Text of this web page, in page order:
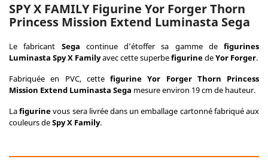
SPY X FAMILY Figurine Yor Forger Thorn
Princess Mission Extend Luminasta Sega
Le fabricant Sega continue d’étoffer sa gamme de figurines
Luminasta Spy X Familyavec cette superbefigurinedeYor Forger.
Fabriquée en PVC, cettefigurine Yor Forger Thorn Princess
Mission Extend Luminasta Sega mesure environ 19 cm de hauteur.
Lafigurinevous sera livrée dans un emballage cartonné fabriqué aux
couleurs deSpy X Family.